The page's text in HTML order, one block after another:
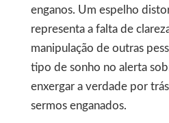
enganos. Um espelho
representa a falta de
manipulação de outras
tipo de sonho no alerta
enxergar a verdade por
sermos enganados.